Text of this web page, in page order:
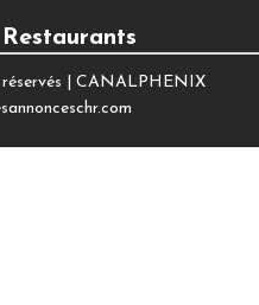
| CANALPHENIX